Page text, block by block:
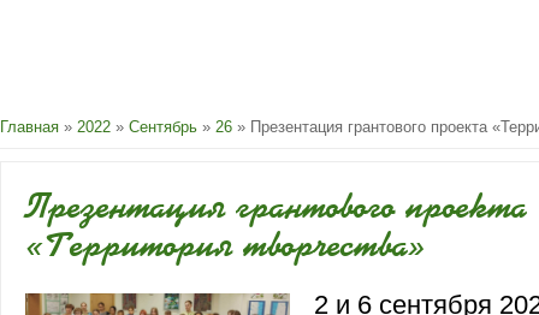
Главная » 2022 » Сентябрь » 26 » Презентация грантового проекта
Презентация грантового проекта
«Территория творчества»
2 и 6 сентября